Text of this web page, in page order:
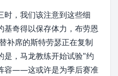
时，我们该注意到这些细
基奇得以保存体力，布劳恩
补席的斯特劳瑟正在复制
是，马龙教练开始试验"约
容——这或许是为季后赛准